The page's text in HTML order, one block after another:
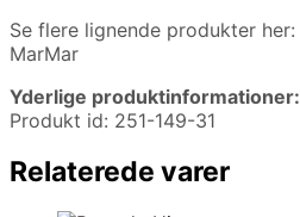
Se flere lignende produkter her:
MarMar
Yderlige produktinformationer:
Produkt id: 251-149-31
Relaterede varer